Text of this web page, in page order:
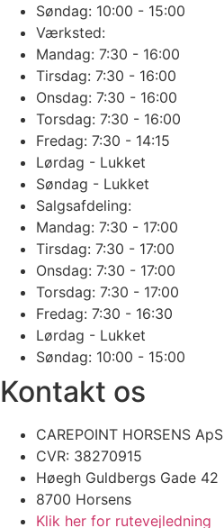
Søndag: 10:00 - 15:00
Værksted:
Mandag: 7:30 - 16:00
Tirsdag: 7:30 - 16:00
Onsdag: 7:30 - 16:00
Torsdag: 7:30 - 16:00
Fredag: 7:30 - 14:15
Lørdag - Lukket
Søndag - Lukket
Salgsafdeling:
Mandag: 7:30 - 17:00
Tirsdag: 7:30 - 17:00
Onsdag: 7:30 - 17:00
Torsdag: 7:30 - 17:00
Fredag: 7:30 - 16:30
Lørdag - Lukket
Søndag: 10:00 - 15:00
Kontakt os
CAREPOINT HORSENS ApS
CVR: 38270915 ​
​​Høegh Guldbergs Gade 42
8700 Horsens
Klik her for rutevejledning